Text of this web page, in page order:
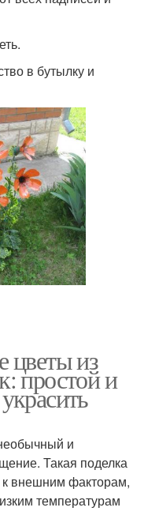
в бутылку и
цветы из
простой и
и
Такая поделка
к внешним факторам,
температурам